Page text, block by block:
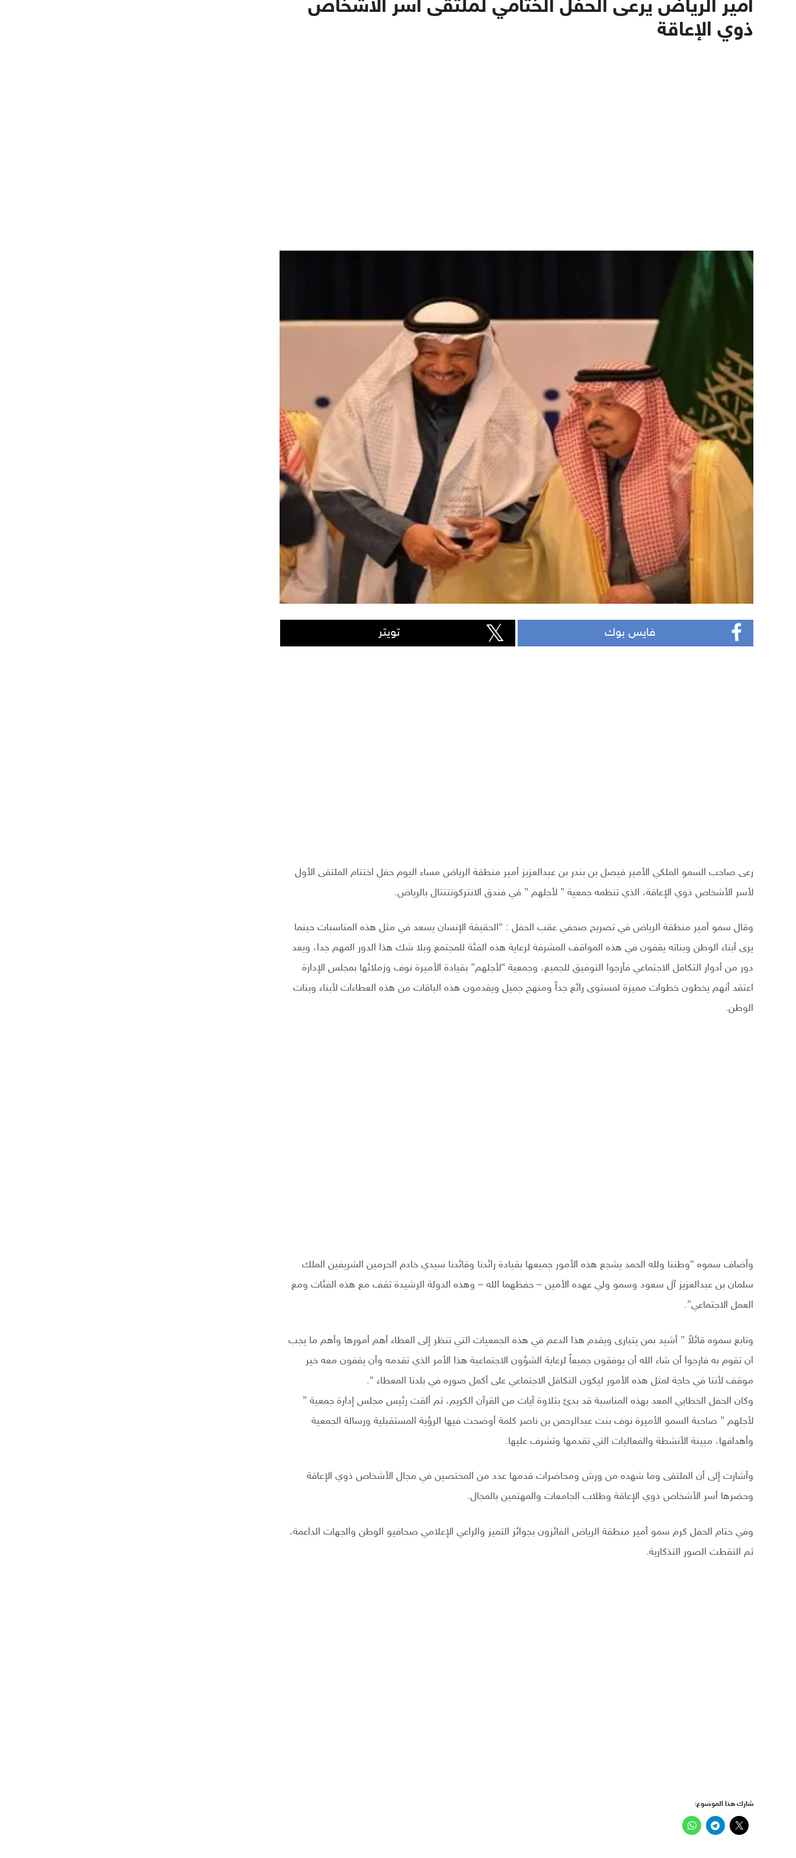
أمير الرياض يرعى الحفل الختامي لملتقى أسر الأشخاص
ذوي الإعاقة
فايس بوك تويتر
رعى صاحب السمو الملكي الأمير فيصل بن بندر بن عبدالعزيز أمير منطقة الرياض مساء اليوم حفل اختتام الملتقى الأول
لأسر الأشخاص ذوي الإعاقة، الذي تنظمه جمعية ” لأجلهم ” في فندق الانتركونتنتال بالرياض.
وقال سمو أمير منطقة الرياض في تصريح صحفي عقب الحفل : “الحقيقة الإنسان يسعد في مثل هذه المناسبات حينما
يرى أبناء الوطن وبناته يقفون في هذه المواقف المشرفة لرعاية هذه الفئة للمجتمع وبلا شك هذا الدور المهم جدا، ويعد
دور من أدوار التكافل الاجتماعي فأرجوا التوفيق للجميع، وجمعية “لأجلهم” بقيادة الأميرة نوف وزملائها بمجلس الإدارة
اعتقد أنهم يخطون خطوات مميزة لمستوى رائع جداً ومنهج جميل ويقدمون هذه الباقات من هذه العطاءات لأبناء وبنات
الوطن.
وأضاف سموه “وطننا ولله الحمد يشجع هذه الأمور جميعها بقيادة رائدنا وقائدنا سيدي خادم الحرمين الشريفين الملك
سلمان بن عبدالعزيز آل سعود وسمو ولي عهده الأمين – حفظهما الله – وهذه الدولة الرشيدة تقف مع هذه الفئات ومع
العمل الاجتماعي”.
وتابع سموه قائلاً ” أشيد بمن يتبارى ويقدم هذا الدعم في هذه الجمعيات التي تنظر إلى العطاء أهم أمورها وأهم ما يجب
ان تقوم به فارجوا أن شاء الله أن يوفقون جميعاً لرعاية الشؤون الاجتماعية هذا الأمر الذي تقدمه وأن يقفون معه خير
موقف لأننا في حاجة لمثل هذه الأمور ليكون التكافل الاجتماعي على أكمل صوره في بلدنا المعطاء “.
وكان الحفل الخطابي المعد بهذه المناسبة قد بدئ بتلاوة آيات من القرآن الكريم، ثم ألقت رئيس مجلس إدارة جمعية ”
لأجلهم ” صاحبة السمو الأميرة نوف بنت عبدالرحمن بن ناصر كلمة أوضحت فيها الرؤية المستقبلية ورسالة الجمعية
وأهدافها، مبينة الأنشطة والفعاليات التي تقدمها وتشرف عليها.
وأشارت إلى أن الملتقى وما شهده من ورش ومحاضرات قدمها عدد من المختصين في مجال الأشخاص ذوي الإعاقة
وحضرها أسر الأشخاص ذوي الإعاقة وطلاب الجامعات والمهتمين بالمجال.
وفي ختام الحفل كرم سمو أمير منطقة الرياض الفائزون بجوائز التميز والراعي الإعلامي صحافيو الوطن والجهات الداعمة،
ثم التقطت الصور التذكارية.
شارك هذا الموضوع: